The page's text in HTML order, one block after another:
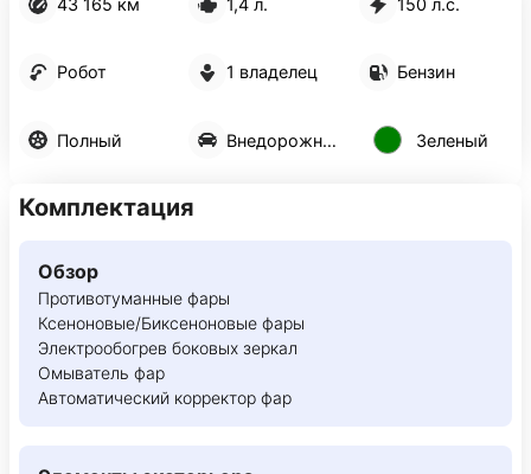
43 165 км 1,4 л. 150 л.с.
Робот 1 владелец Бензин
Полный Внедорожник 5 дв. Зеленый
Комплектация
Обзор
Противотуманные фары
Ксеноновые/Биксеноновые фары
Электрообогрев боковых зеркал
Омыватель фар
Автоматический корректор фар